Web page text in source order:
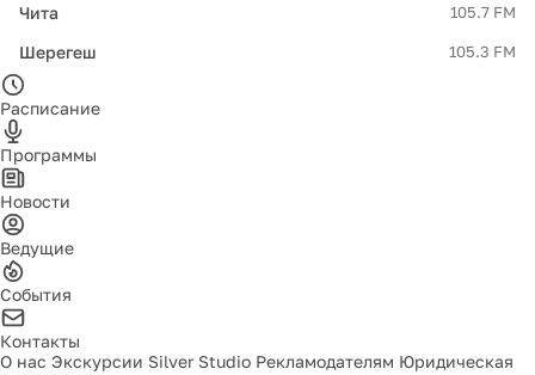
Чита 105.7 FM
Шерегеш 105.3 FM
Расписание
Программы
Новости
Ведущие
События
Контакты
О нас Экскурсии Silver Studio Рекламодателям Юридическая